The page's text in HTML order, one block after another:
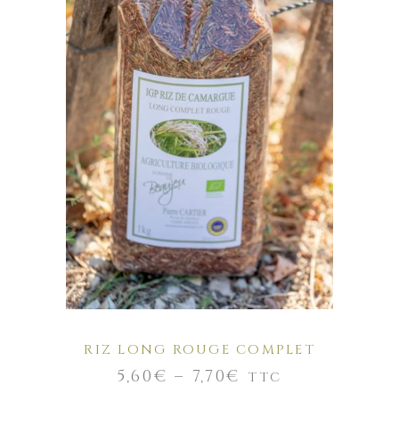
CHOIX DES OPTIONS
Ce
produit
a
plusieurs
variations.
Les
options
peuvent
être
choisies
page
RIZ LONG ROUGE COMPLET
5,60€ – 7,70€ TTC